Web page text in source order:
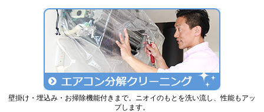
壁掛け・埋込み・お掃除機能付きまで。ニオイのもとを洗い流し、性能もアッ
プします。